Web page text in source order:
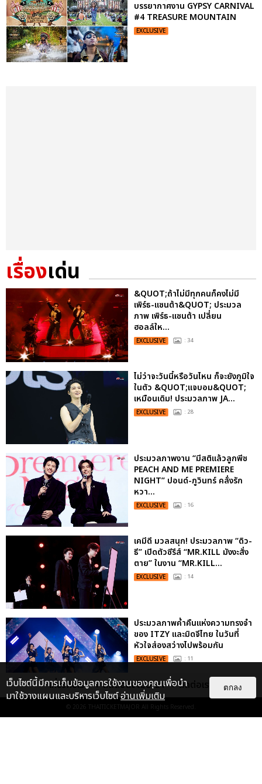
บรรยากาศงาน GYPSY CARNIVAL
#4 TREASURE MOUNTAIN
EXCLUSIVE
เรื่องเด่น
&QUOT;ถ้าไม่มีทุกคนก็คงไม่มี
เพิร์ธ-แซนต้า&QUOT; ประมวล
ภาพ เพิร์ธ-แซนต้า เปลี่ยน
ฮอลล์ให...
EXCLUSIVE : 34
ไม่ว่าจะวันนี้หรือวันไหน ก็จะยังภูมิใจ
ในตัว &QUOT;แจบอม&QUOT;
เหมือนเดิม! ประมวลภาพ JA...
EXCLUSIVE : 28
ประมวลภาพงาน “มีสติแล้วลูกพีช
PEACH AND ME PREMIERE
NIGHT” ปอนด์-ภูวินทร์ คลั่งรัก
หวา...
EXCLUSIVE : 16
เคมีดี มวลสนุก! ประมวลภาพ “ดิว-
ธี” เปิดตัวซีรีส์ “MR.KILL มังงะสั่ง
ตาย” ในงาน “MR.KILL...
EXCLUSIVE : 14
ประมวลภาพค่ำคืนแห่งความทรงจำ
ของ ITZY และมิดจีไทย ในวันที่
หัวใจส่องสว่างไปพร้อมกัน
EXCLUSIVE : 11
เกี่ยวกับเรา ติดต่อลงโฆษณา ติดต่อเรา
© 2026 THAITICKETMAJOR All Rights Reserved.
เว็บไซต์นี้มีการเก็บข้อมูลการใช้งานของคุณเพื่อนำ
มาใช้วางแผนและบริหารเว็บไซต์อ่านเพิ่มเติม
ตกลง